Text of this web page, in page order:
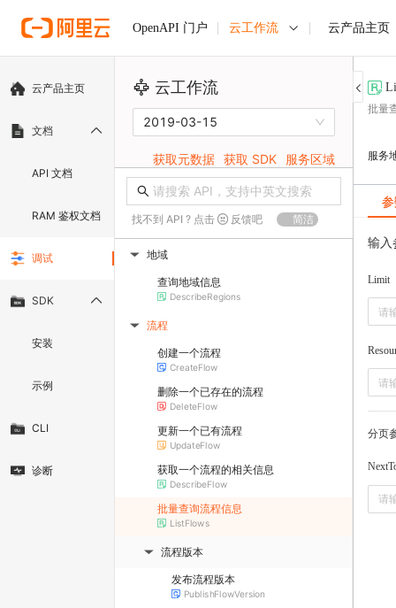
OpenAPI 门户 云工作流 云产品主页
云产品主页
文档
API 文档
RAM 鉴权文档
调试
SDK
安装
示例
CLI
诊断
云工作流
2019-03-15
获取元数据 获取 SDK 服务区域
找不到 API ? 点击 反馈吧 简洁
▶ 地域
查询地域信息
DescribeRegions
▶ 流程
创建一个流程
CreateFlow
删除一个已存在的流程
DeleteFlow
更新一个已有流程
UpdateFlow
获取一个流程的相关信息
DescribeFlow
批量查询流程信息
ListFlows
▶ 流程版本
发布流程版本
PublishFlowVersion
批量
服务
输入
Limit
分页